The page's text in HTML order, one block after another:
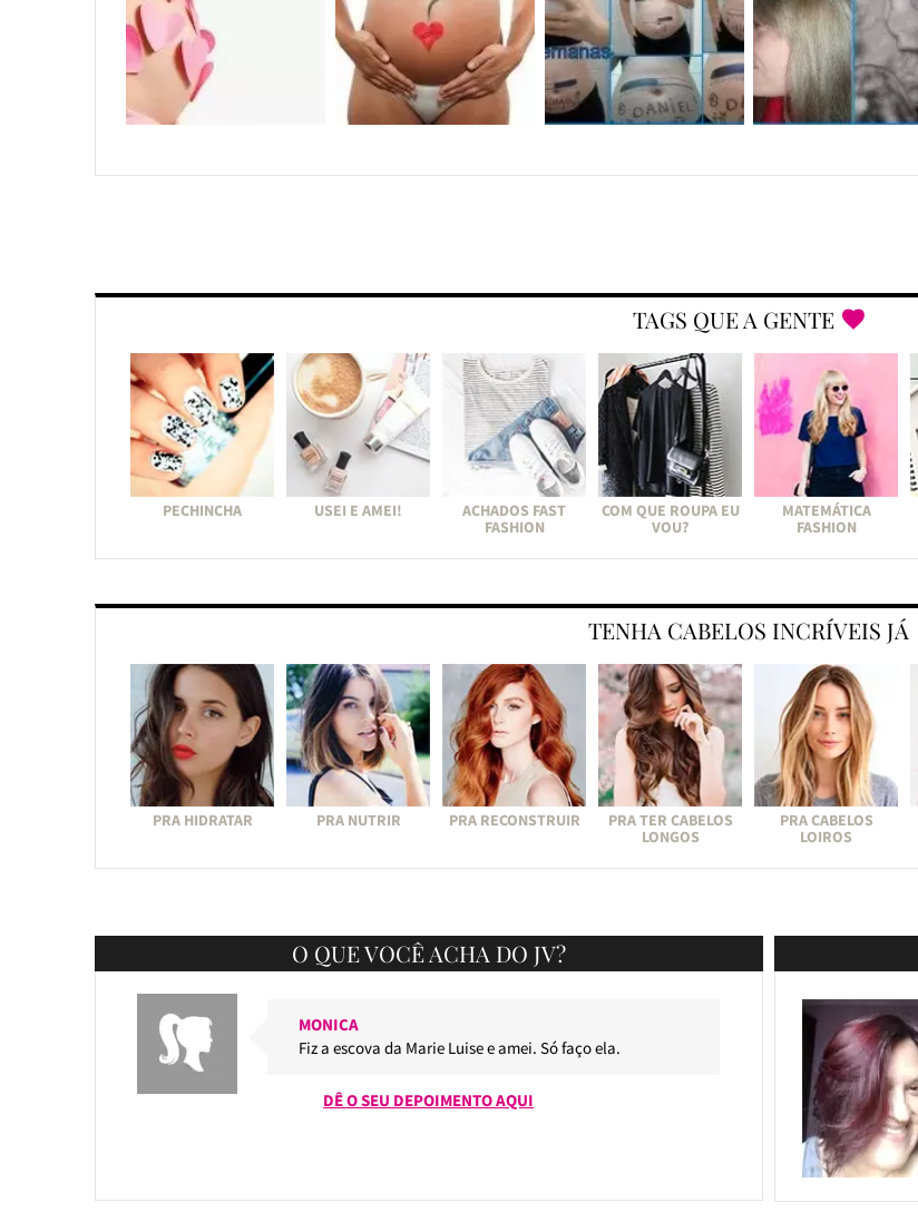
TAGS QUE A GENTE
PECHINCHA USEI E AMEI!
ACHADOS FAST
FASHION
COM QUE ROUPA EU
VOU?
MATEMÁTICA
FASHION
TENHA CABELOS INCRÍVEIS JÁ
PRA HIDRATAR PRA NUTRIR PRA RECONSTRUIR
PRA TER CABELOS
LONGOS
PRA CABELOS
LOIROS
O QUE VOCÊ ACHA DO JV?
MONICA
Fiz a escova da Marie Luise e amei. Só faço ela.
DÊ O SEU DEPOIMENTO AQUI